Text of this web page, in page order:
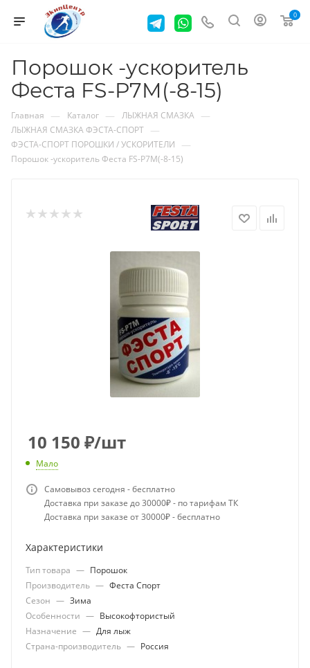
0
Порошок -ускоритель
Феста FS-P7M(-8-15)
Главная — Каталог — ЛЫЖНАЯ СМАЗКА —
ЛЫЖНАЯ СМАЗКА ФЭСТА-СПОРТ —
ФЭСТА-СПОРТ ПОРОШКИ / УСКОРИТЕЛИ —
Порошок -ускоритель Феста FS-P7M(-8-15)
10 150 ₽/шт
Мало
Самовывоз сегодня - бесплатно
Доставка при заказе до 30000₽ - по тарифам ТК
Доставка при заказе от 30000₽ - бесплатно
Характеристики
Тип товара — Порошок
Производитель — Феста Спорт
Сезон — Зима
Особенности — Высокофтористый
Назначение — Для лыж
Страна-производитель — Россия